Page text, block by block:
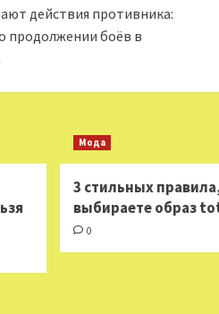
действия противника:
боёв в
Мода
3 стильных
выбираете образ
0